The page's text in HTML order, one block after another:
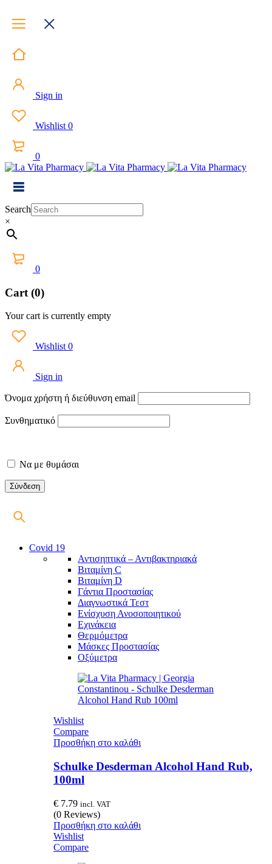
Sign in
Wishlist 0
0
Search
×
0
Cart (0)
Your cart is currently empty
Wishlist 0
Sign in
Όνομα χρήστη ή διεύθυνση email
Συνθηματικό
Να με θυμάσαι
Covid 19
Αντισηπτικά – Αντιβακτηριακά
Βιταμίνη C
Βιταμίνη D
Γάντια Προστασίας
Διαγνωστικά Τεστ
Ενίσχυση Ανοσοποιητικού
Εχινάκεια
Θερμόμετρα
Μάσκες Προστασίας
Οξύμετρα
Wishlist
Compare
Προσθήκη στο καλάθι
Schulke Desderman Alcohol Hand Rub,
100ml
€ 7.79 incl. VAT
(0 Reviews)
Προσθήκη στο καλάθι
Wishlist
Compare